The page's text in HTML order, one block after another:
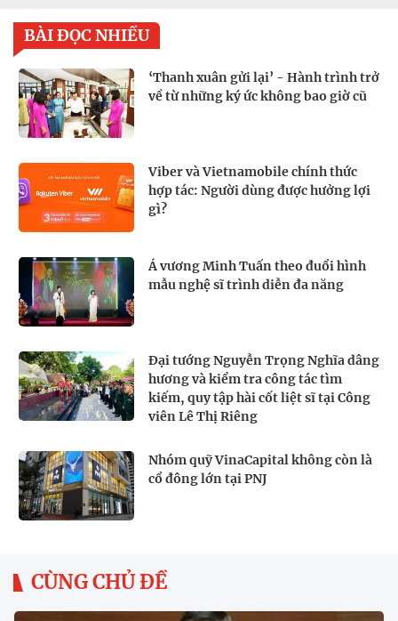
BÀI ĐỌC NHIỀU
‘Thanh xuân gửi lại’ - Hành trình trở
về từ những ký ức không bao giờ cũ
Viber và Vietnamobile chính thức
hợp tác: Người dùng được hưởng lợi
gì?
Á vương Minh Tuấn theo đuổi hình
mẫu nghệ sĩ trình diễn đa năng
Đại tướng Nguyễn Trọng Nghĩa dâng
hương và kiểm tra công tác tìm
kiếm, quy tập hài cốt liệt sĩ tại Công
viên Lê Thị Riêng
Nhóm quỹ VinaCapital không còn là
cổ đông lớn tại PNJ
CÙNG CHỦ ĐỀ